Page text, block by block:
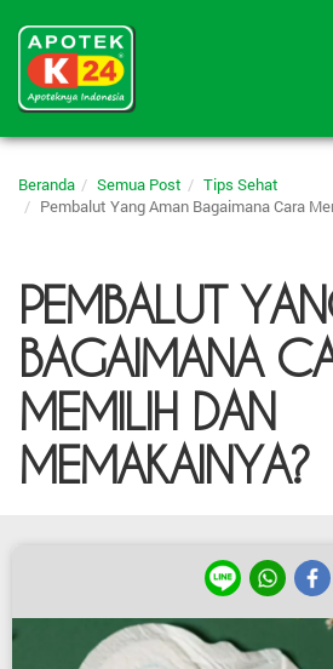
Beranda Semua Post
Tips Sehat
Pembalut Yang Aman Bagaimana Cara
PEMBALUT
BAGAIMANA
MEMILIH DAN
MEMAKAINYA?